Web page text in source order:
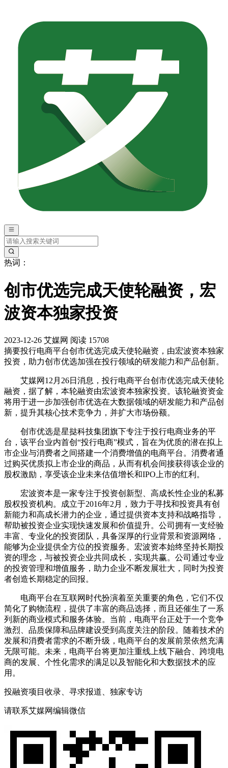
热词：
创市优选完成天使轮融资，宏
波资本独家投资
2023-12-26 艾媒网 阅读 15708
摘要投行电商平台创市优选完成天使轮融资，由宏波资本独家
投资，助力创市优选加强在投行领域的研发能力和产品创新。
艾媒网12月26日消息，投行电商平台创市优选完成天使轮
融资，据了解，本轮融资由宏波资本独家投资。该轮融资资金
将用于进一步加强创市优选在大数据领域的研发能力和产品创
新，提升其核心技术竞争力，并扩大市场份额。
创市优选是星挞科技集团旗下专注于投行电商业务的平
台，该平台业内首创“投行电商”模式，旨在为优质的潜在拟上
市企业与消费者之间搭建一个消费增值的电商平台。消费者通
过购买优质拟上市企业的商品，从而有机会间接获得该企业的
股权激励，享受该企业未来估值增长和IPO上市的红利。
宏波资本是一家专注于投资创新型、高成长性企业的私募
股权投资机构。成立于2016年2月，致力于寻找和投资具有创
新能力和高成长潜力的企业，通过提供资本支持和战略指导，
帮助被投资企业实现快速发展和价值提升。公司拥有一支经验
丰富、专业化的投资团队，具备深厚的行业背景和资源网络，
能够为企业提供全方位的投资服务。宏波资本始终坚持长期投
资的理念，与被投资企业共同成长，实现共赢。公司通过专业
的投资管理和增值服务，助力企业不断发展壮大，同时为投资
者创造长期稳定的回报。
电商平台在互联网时代扮演着至关重要的角色，它们不仅
简化了购物流程，提供了丰富的商品选择，而且还催生了一系
列新的商业模式和服务体验。当前，电商平台正处于一个竞争
激烈、品质保障和品牌建设受到高度关注的阶段。随着技术的
发展和消费者需求的不断升级，电商平台的发展前景依然充满
无限可能。未来，电商平台将更加注重线上线下融合、跨境电
商的发展、个性化需求的满足以及智能化和大数据技术的应
用。
投融资项目收录、寻求报道、独家专访
请联系艾媒网编辑微信